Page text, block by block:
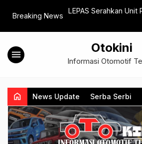
Breaking News
LEPAS Serahkan Unit
GIIAS 2026
menu Otokini
Informasi Otomotif
home News Update Serba Serbi